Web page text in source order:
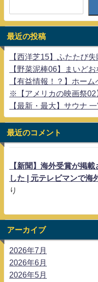
最近の投稿
【西洋芝15】ふたたび失
【野菜泥棒06】まいどお
【有益情報！？】ホー
※【アメリカの映画祭02
【最新・最大】サウナ
最近のコメント
【新聞】海外受賞が掲載
した | 元テレビマンで海
り
アーカイブ
2026年7月
2026年6月
2026年5月